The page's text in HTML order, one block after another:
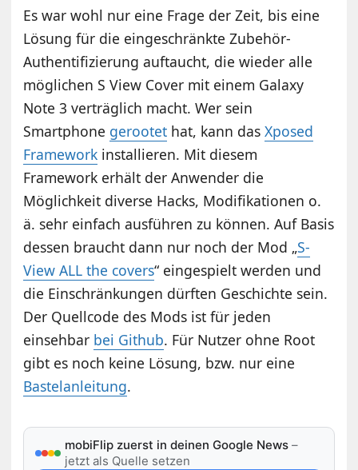
Es war wohl nur eine Frage der Zeit, bis eine
Lösung für die eingeschränkte Zubehör-
Authentifizierung auftaucht, die wieder alle
möglichen S View Cover mit einem Galaxy
Note 3 verträglich macht. Wer sein
Smartphone gerootet hat, kann dasXposed
Framework installieren. Mit diesem
Framework erhält der Anwender die
Möglichkeit diverse Hacks, Modifikationen o.
ä. sehr einfach ausführen zu können. Auf Basis
dessen braucht dann nur noch der Mod „S-
View ALL the covers“ eingespielt werden und
die Einschränkungen dürften Geschichte sein.
Der Quellcode des Mods ist für jeden
einsehbar bei Github. Für Nutzer ohne Root
gibt es noch keine Lösung, bzw. nur eine
Bastelanleitung.
mobiFlip zuerst in deinen Google News –
jetzt als Quelle setzen